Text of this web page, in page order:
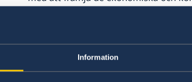
Information
att främja handels- och
bygga närmare band mellan företag,